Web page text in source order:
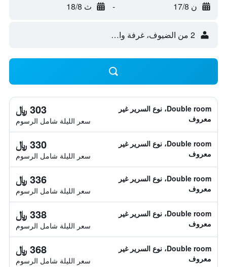
ن 17/8 - ث 18/8
2 من الضيوف، غرفة واحدة
Double room، نوع السرير غير
معروف
303 ﷼
سعر الليلة شامل الرسوم
Double room، نوع السرير غير
معروف
330 ﷼
سعر الليلة شامل الرسوم
Double room، نوع السرير غير
معروف
336 ﷼
سعر الليلة شامل الرسوم
Double room، نوع السرير غير
معروف
338 ﷼
سعر الليلة شامل الرسوم
Double room، نوع السرير غير
معروف
368 ﷼
سعر الليلة شامل الرسوم